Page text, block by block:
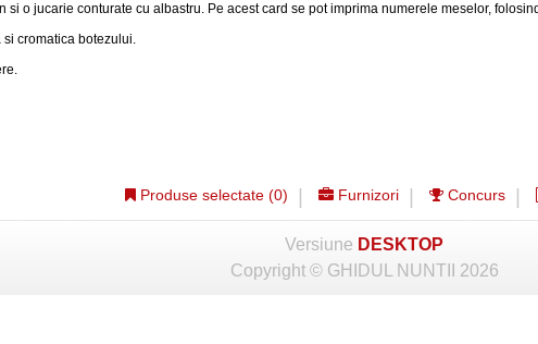
o jucarie conturate cu albastru. Pe acest card se pot imprima numerele meselor,
cromatica botezului.
Produse selectate (0) Furnizori Concurs
Versiune DESKTOP
Copyright © GHIDUL NUNTII 2026